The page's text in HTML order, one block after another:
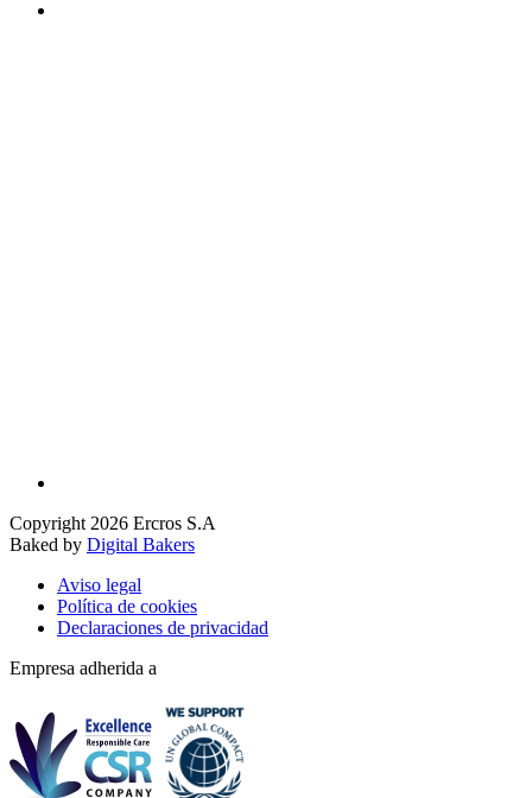
Copyright 2026 Ercros S.A
Baked by Digital Bakers
Aviso legal
Política de cookies
Declaraciones de privacidad
Empresa adherida a